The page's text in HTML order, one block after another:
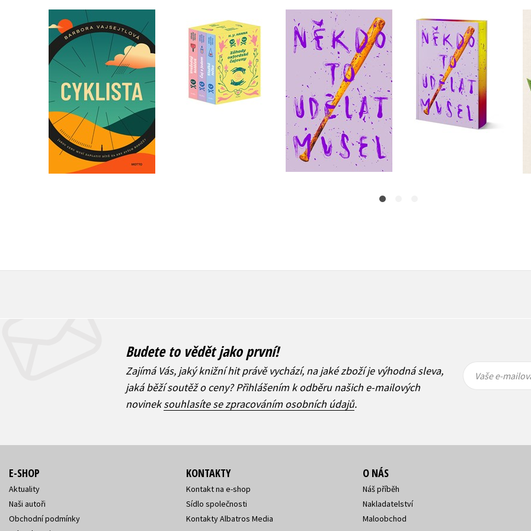
Cyklista
Barbora Vajsejtlová
Do košíku
399 Kč
319 Kč
Záhady oxfordské
čajovny - BOX
H. Y. Hanna
Někdo to udělat musel
Velikovsky
,
Radka Třeštíková
Do košíku
499 Kč
399 Kč
Někdo to udělat musel
- limitované vydání
Velikovsky
Do košíku
Budete to vědět jako první!
Zajímá Vás, jaký knižní hit právě vychází, na jaké zboží je výhodná sleva,
jaká běží soutěž o ceny? Přihlášením k odběru našich e-mailových
novineksouhlasíte se zpracováním osobních údajů.
mailová
mailová
Vaše e-
E-SHOP
Aktuality
Naši autoři
Obchodní podmínky
KONTAKTY
Kontakt na e-shop
Sídlo společnosti
Kontakty Albatros Media
O NÁS
Náš příběh
Nakladatelství
Maloobchod